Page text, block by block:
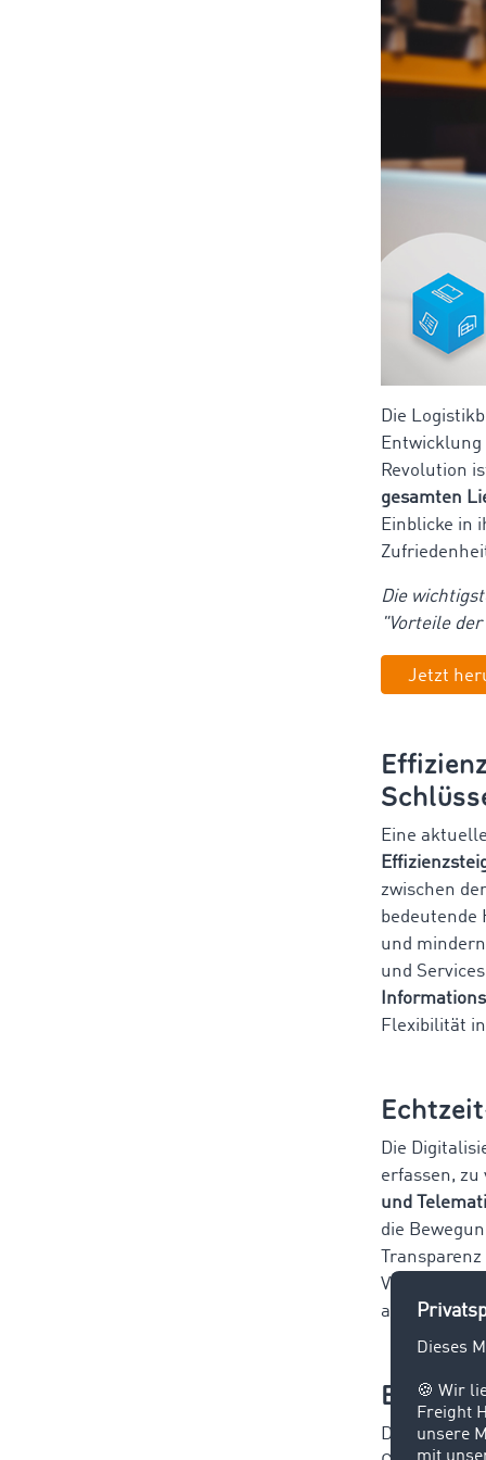
Die
Entwicklung
Revolution
gesamten
Einblicke in
Die
"Vorteile
Jetzt
Eine
zwischen
bedeutende
und
und
Flexibilität
Die
erfassen,
und
die
abrufen,
Die